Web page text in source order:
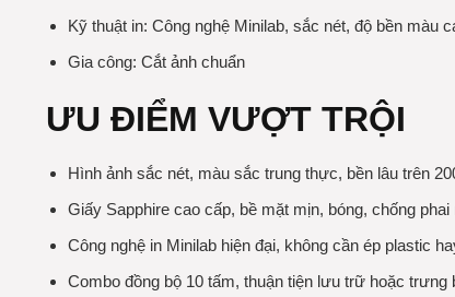
Kỹ thuật in: Công nghệ Minilab, sắc nét, độ bền màu
Gia công: Cắt ảnh chuẩn
ƯU ĐIỂM VƯỢT TRỘI
Hình ảnh sắc nét, màu sắc trung thực, bền lâu trên
Giấy Sapphire cao cấp, bề mặt mịn, bóng, chống phai
Công nghệ in Minilab hiện đại, không cần ép plastic
Combo đồng bộ 10 tấm, thuận tiện lưu trữ hoặc trưng